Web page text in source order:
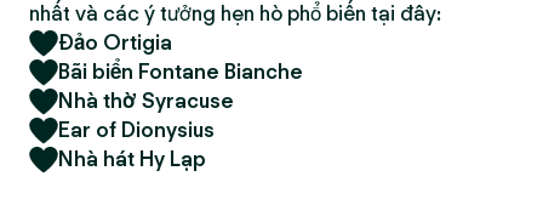
nhất và các ý tưởng hẹn hò phổ biến tại đây:
Đảo Ortigia
Bãi biển Fontane Bianche
Nhà thờ Syracuse
Ear of Dionysius
Nhà hát Hy Lạp